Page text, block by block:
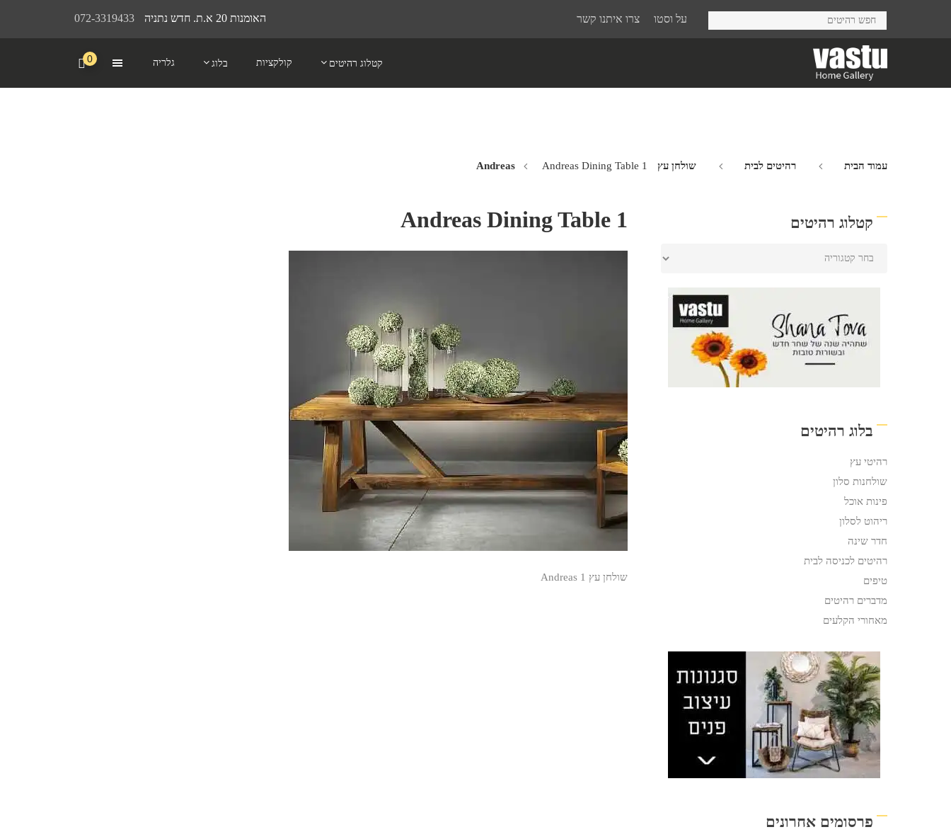
072-3319433 האומנות 20 א.ת. חדש נתניה על וסטו צרו איתנו קשר
קטלוג רהיטים קולקציות בלוג גלריה 0
עמוד הבית רהיטים לבית שולחן עץ Andreas Andreas Dining Table 1
Andreas Dining Table 1
שולחן עץ Andreas 1
קטלוג רהיטים
בלוג רהיטים
רהיטי עץ
שולחנות סלון
פינות אוכל
ריהוט לסלון
חדר שינה
רהיטים לכניסה לבית
טיפים
מדברים רהיטים
מאחורי הקלעים
פרסומים אחרונים